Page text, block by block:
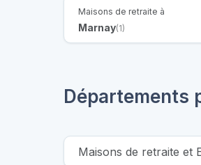
Maisons de retraite à
Marnay(1)
Départements
Maisons de retraite et